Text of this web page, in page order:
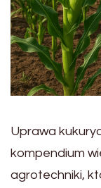
Uprawa
kompendium
agrotechniki,